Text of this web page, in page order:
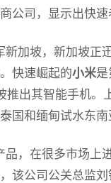
公司，显示出快速
新加坡，新加坡正
快速崛起的小米是
推出其智能手机。
国和缅甸试水东
品，在很多市场上
该公司公关总监